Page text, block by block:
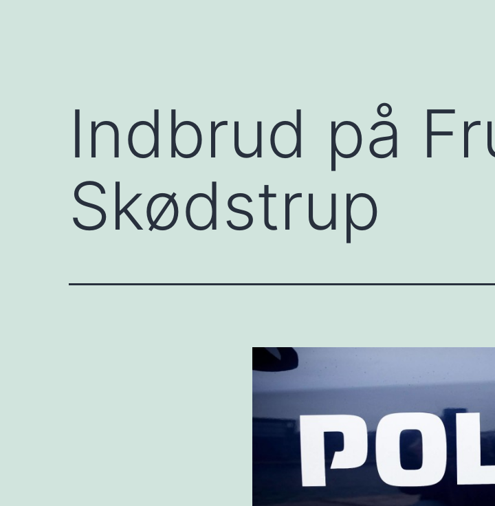
Indbrud på
Skødstrup